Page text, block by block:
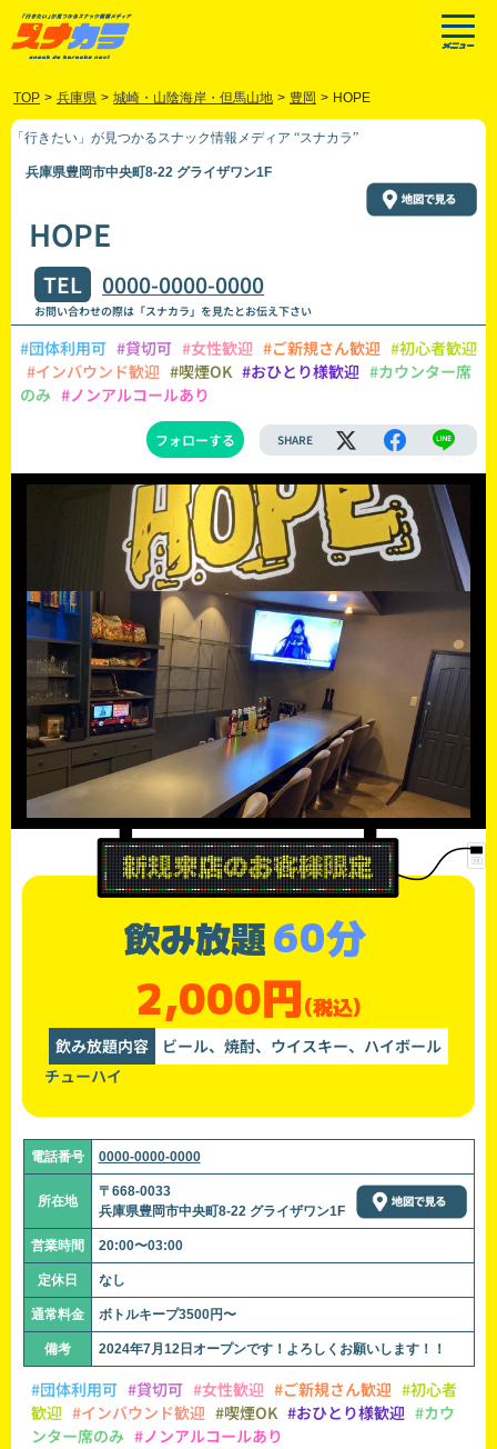
TOP > 兵庫県 > 城崎・山陰海岸・但馬山地 > 豊岡 > HOPE
「行きたい」が見つかるスナック情報メディア “スナカラ”
兵庫県豊岡市中央町8-22 グライザワン1F
HOPE
TEL 0000-0000-0000
お問い合わせの際は「スナカラ」を見たとお伝え下さい
#団体利用可 #貸切可 #女性歓迎 #ご新規さん歓迎 #初心者歓迎
#インバウンド歓迎 #喫煙OK #おひとり様歓迎 #カウンター席
のみ #ノンアルコールあり
フォローする SHARE
飲み放題60分
2,000円(税込)
飲み放題内容
ビール、焼酎、ウイスキー、ハイボール
チューハイ
電話番号 0000-0000-0000
所在地
〒668-0033
兵庫県豊岡市中央町8-22 グライザワン1F
営業時間 20:00〜03:00
定休日 なし
通常料金 ボトルキープ3500円〜
備考 2024年7月12日オープンです！よろしくお願いします！！
#団体利用可 #貸切可 #女性歓迎 #ご新規さん歓迎 #初心者
歓迎 #インバウンド歓迎 #喫煙OK #おひとり様歓迎 #カウ
ンター席のみ #ノンアルコールあり